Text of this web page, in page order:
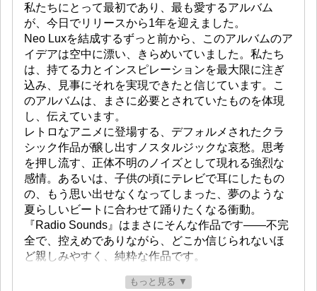
私たちにとって最初であり、最も愛するアルバム
が、今日でリリースから1年を迎えました。
Neo Luxを結成するずっと前から、このアルバムのア
イデアは空中に漂い、きらめいていました。私たち
は、持てる力とインスピレーションを最大限に注ぎ
込み、見事にそれを実現できたと信じています。こ
のアルバムは、まさに必要とされていたものを体現
し、伝えています。
レトロなアニメに登場する、デフォルメされたクラ
シック作品が醸し出すノスタルジックな哀愁。思考
を押し流す、正体不明のノイズとして現れる強烈な
感情。あるいは、子供の頃にテレビで耳にしたもの
の、もう思い出せなくなってしまった、夢のような
夏らしいビートに合わせて踊りたくなる衝動。
『Radio Sounds』はまさにそんな作品です――不完
全で、控えめでありながら、どこか信じられないほ
ど親しみやすく、純粋な作品です。
もっと見る ▼